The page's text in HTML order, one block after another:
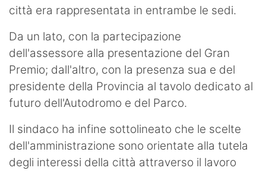
città era rappresentata in entrambe le sedi.
Da un lato, con la partecipazione
dell'assessore alla presentazione del Gran
Premio; dall'altro, con la presenza sua e del
presidente della Provincia al tavolo dedicato al
futuro dell'Autodromo e del Parco.
Il sindaco ha infine sottolineato che le scelte
dell'amministrazione sono orientate alla tutela
degli interessi della città attraverso il lavoro